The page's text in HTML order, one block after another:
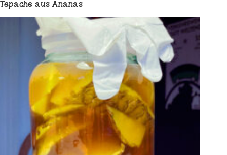
Ananas
Hot
Tepache aus Ananas